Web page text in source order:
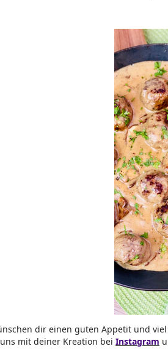
dir einen guten Appetit und
mit deiner Kreation bei Instagram